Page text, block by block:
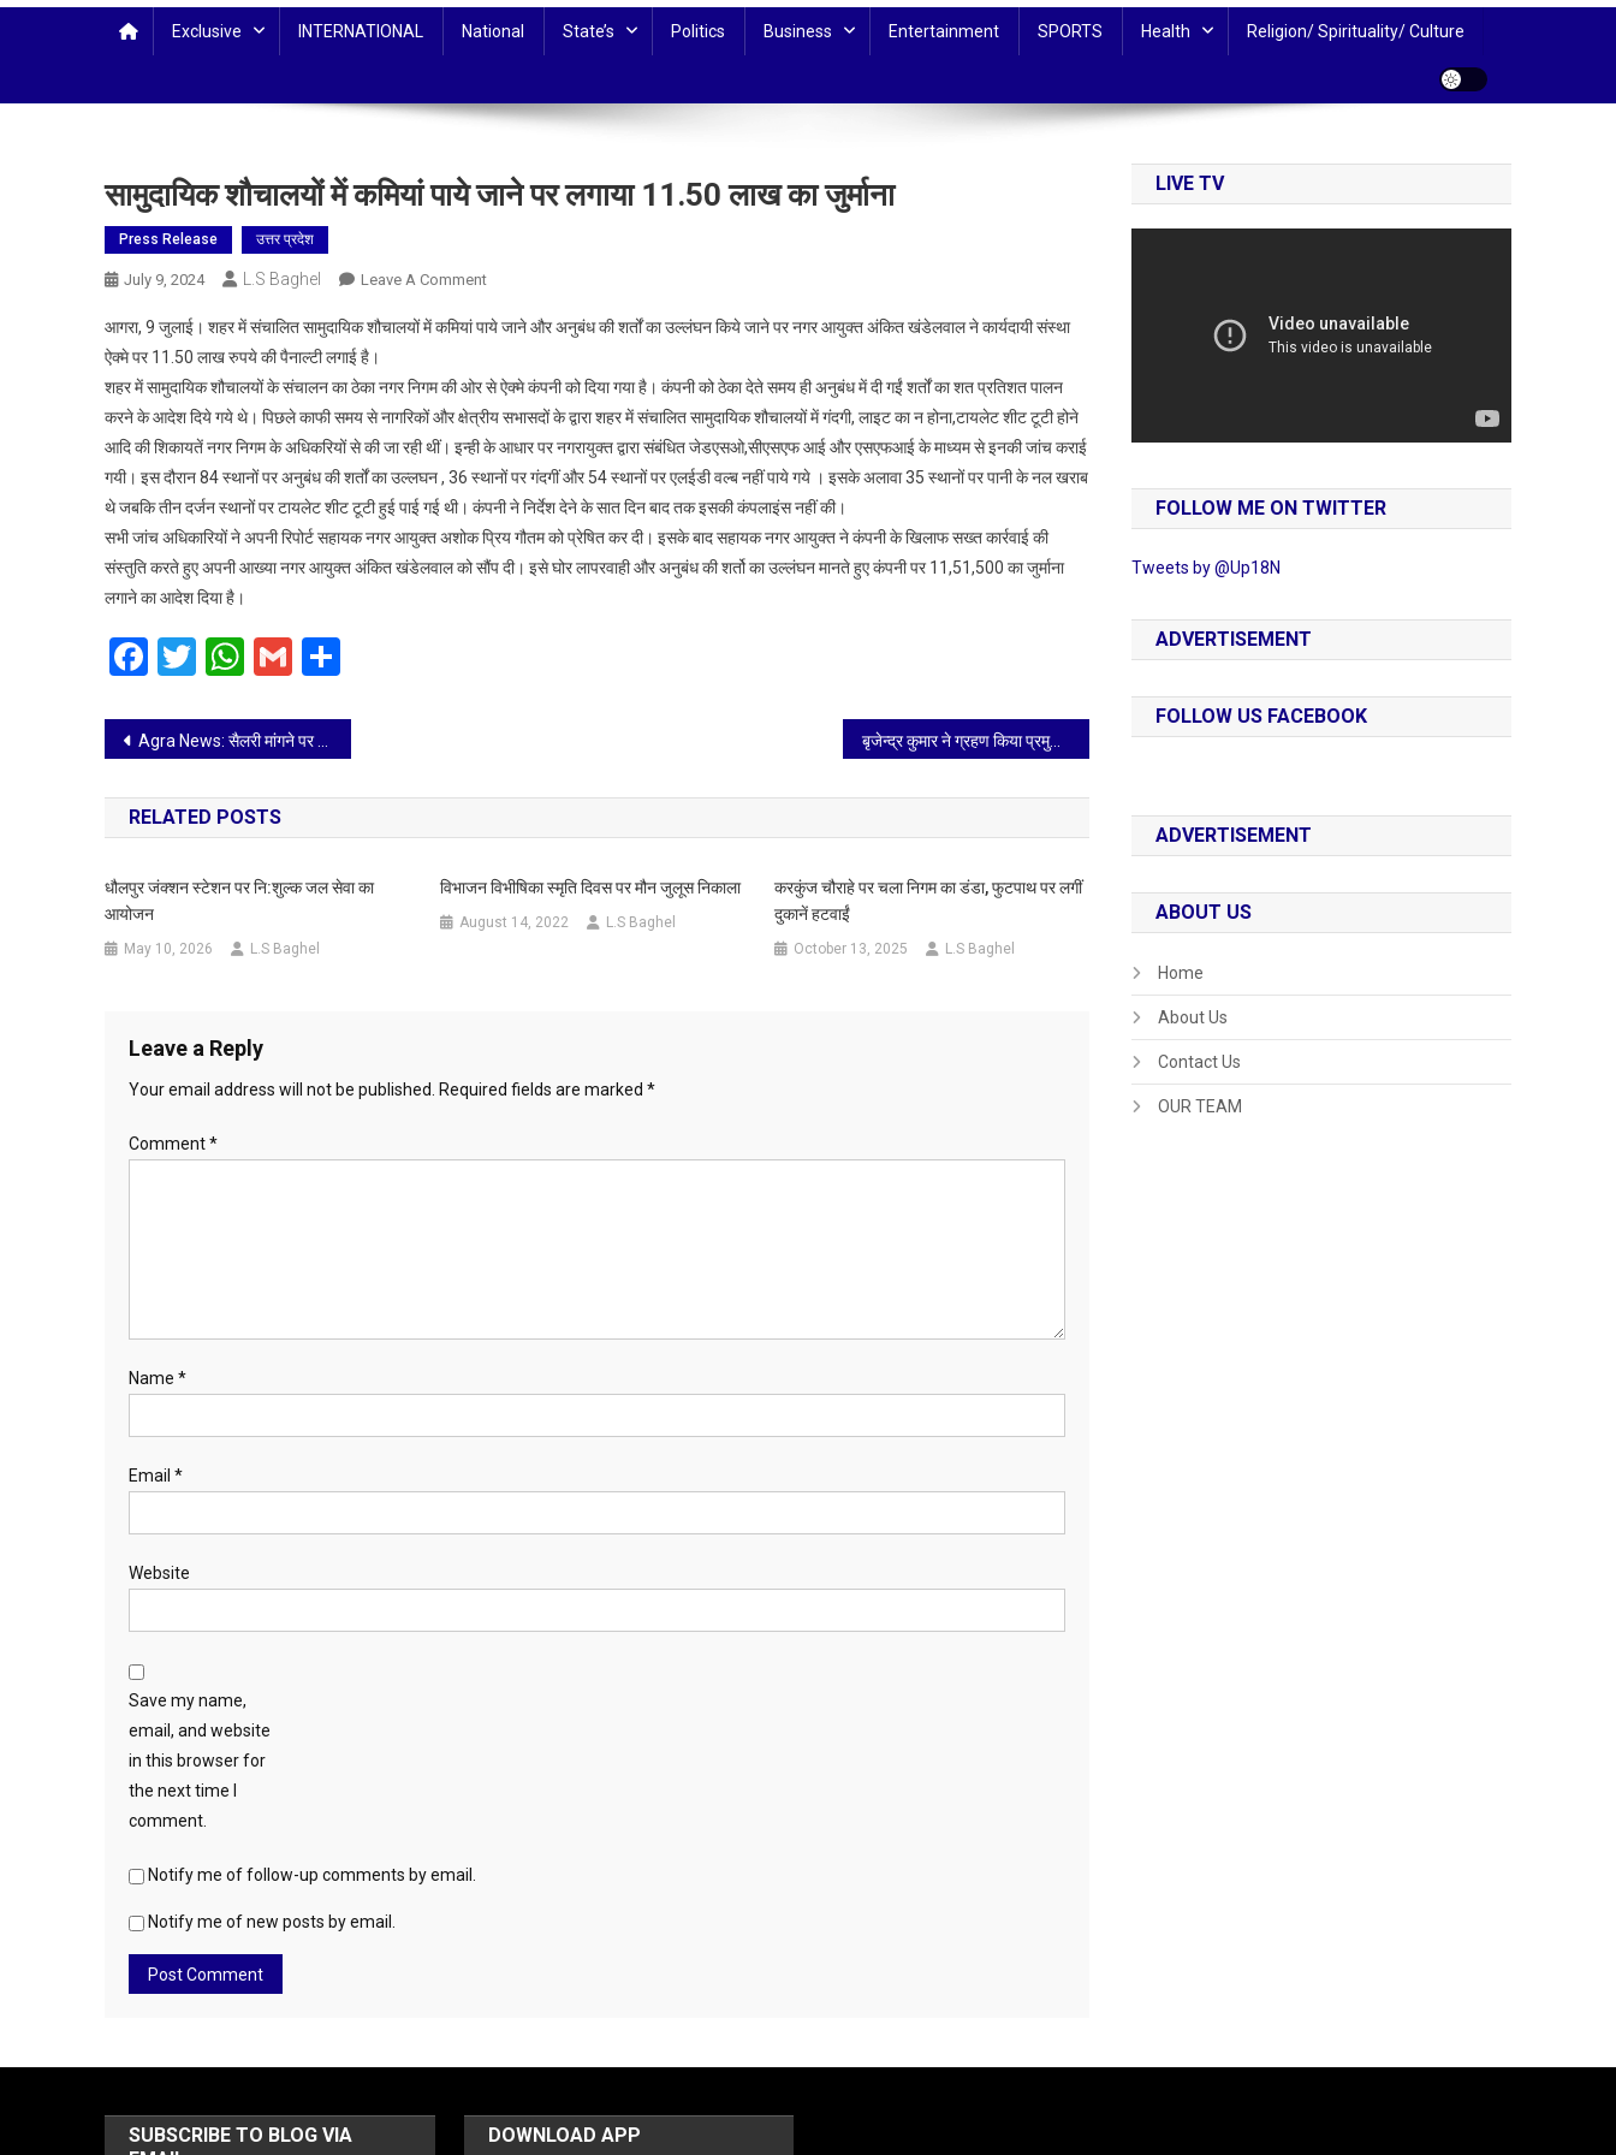
Exclusive INTERNATIONAL National State’s Politics Business Entertainment SPORTS Health Religion/ Spirituality/ Culture
सामुदायिक शौचालयों में कमियां पाये जाने पर लगाया 11.50 लाख का जुर्माना
Press Release उत्तर प्रदेश
July 9, 2024 L.S Baghel Leave A CommentOn
शौचालयों
कमियां
पाये
जाने
पर
लगाया
11.50
लाख
आगरा, 9 जुलाई। शहर में संचालित सामुदायिक शौचालयों में कमियां पाये जाने और अनुबंध की शर्तों का उल्लंघन किये जाने पर नगर आयुक्त अंकित खंडेलवाल ने कार्यदायी संस्था
ऐक्मे पर 11.50 लाख रुपये की पैनाल्टी लगाई है।
शहर में सामुदायिक शौचालयों के संचालन का ठेका नगर निगम की ओर से ऐक्मे कंपनी को दिया गया है। कंपनी को ठेका देते समय ही अनुबंध में दी गईं शर्तों का शत प्रतिशत पालन
करने के आदेश दिये गये थे। पिछले काफी समय से नागरिकों और क्षेत्रीय सभासदों के द्वारा शहर में संचालित सामुदायिक शौचालयों में गंदगी, लाइट का न होना,टायलेट शीट टूटी होने
आदि की शिकायतें नगर निगम के अधिकरियों से की जा रही थीं। इन्ही के आधार पर नगरायुक्त द्वारा संबंधित जेडएसओ,सीएसएफ आई और एसएफआई के माध्यम से इनकी जांच कराई
गयी। इस दौरान 84 स्थानों पर अनुबंध की शर्तों का उल्लघन , 36 स्थानों पर गंदगीं और 54 स्थानों पर एलईडी वल्ब नहीं पाये गये । इसके अलावा 35 स्थानों पर पानी के नल खराब
थे जबकि तीन दर्जन स्थानों पर टायलेट शीट टूटी हुई पाई गई थी। कंपनी ने निर्देश देने के सात दिन बाद तक इसकी कंपलाइंस नहीं की।
सभी जांच अधिकारियों ने अपनी रिपोर्ट सहायक नगर आयुक्त अशोक प्रिय गौतम को प्रेषित कर दी। इसके बाद सहायक नगर आयुक्त ने कंपनी के खिलाफ सख्त कार्रवाई की
संस्तुति करते हुए अपनी आख्या नगर आयुक्त अंकित खंडेलवाल को सौंप दी। इसे घोर लापरवाही और अनुबंध की शर्तो का उल्लंघन मानते हुए कंपनी पर 11,51,500 का जुर्माना
लगाने का आदेश दिया है।
Facebook
Twitter
WhatsApp
Gmail
Post
navigation
Agra News: सैलरी मांगने पर संवेदना के एचआर ने गाली देते हुए कहा, नहीं मिलेगी, जो उखाड़ सकता है उखाड़ ले बृजेन्द्र कुमार ने ग्रहण किया प्रमुख मुख्य वाणिज्य प्रबंधक, उत्तर मध्य रेलवे का कार्यभार
RELATED POSTS
धौलपुर जंक्शन स्टेशन पर नि:शुल्क जल सेवा का
आयोजन
May 10, 2026 L.S Baghel
विभाजन विभीषिका स्मृति दिवस पर मौन जुलूस निकाला
August 14, 2022 L.S Baghel
करकुंज चौराहे पर चला निगम का डंडा, फुटपाथ पर लगीं
दुकानें हटवाईं
October 13, 2025 L.S Baghel
Leave a Reply
Your email address will not be published. Required fields are marked *
Comment*
Name *
Email *
Website
Save my name,
email, and website
in this browser for
the next time I
comment.
Notify me of follow-up comments by email.
Notify me of new posts by email.
LIVE TV
FOLLOW ME ON TWITTER
Tweets by @Up18N
ADVERTISEMENT
FOLLOW US FACEBOOK
ADVERTISEMENT
ABOUT US
Home
About Us
Contact Us
OUR TEAM
SUBSCRIBE TO BLOG VIA
DOWNLOAD APP